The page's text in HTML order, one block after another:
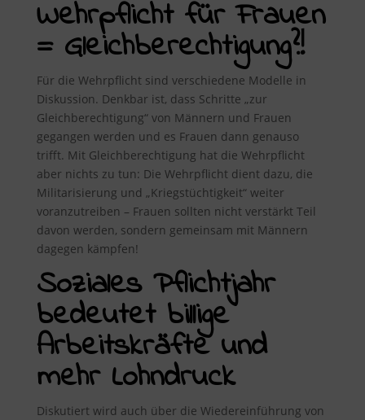
Wehrpflicht für Frauen
= Gleichberechtigung?!
Für die Wehrpflicht sind verschiedene Modelle in
Diskussion. Denkbar ist, dass Schritte „zur
Gleichberechtigung“ von Männern und Frauen
gegangen werden und es Frauen dann genauso
trifft. Mit Gleichberechtigung hat die Wehrpflicht
aber nichts zu tun: Die Wehrpflicht dient dazu, die
Militarisierung und „Kriegstüchtigkeit“ weiter
voranzutreiben – Frauen sollten nicht verstärkt Teil
davon werden, sondern gemeinsam mit Männern
dagegen kämpfen!
Soziales Pflichtjahr
bedeutet billige
Arbeitskräfte und
mehr Lohndruck
Diskutiert wird auch über die Wiedereinführung von